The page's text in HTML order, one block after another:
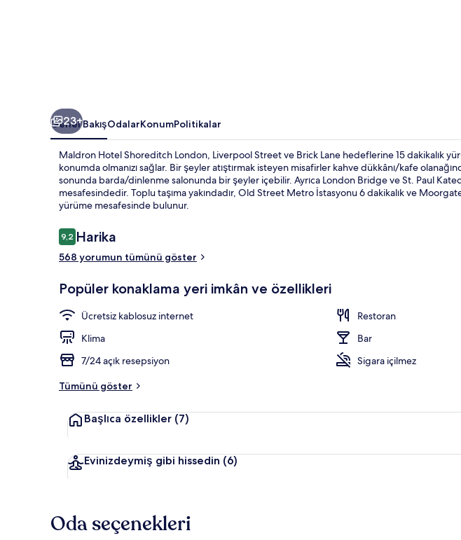
23+
Genel BakışOdalarKonumPolitikalar
Maldron Hotel Shoreditch London, Liverpool Street ve Brick Lane hedeflerine 15 dakikalık
konumda olmanızı sağlar. Bir şeyler atıştırmak isteyen misafirler kahve dükkânı/kafe
sonunda barda/dinlenme salonunda bir şeyler içebilir. Ayrıca London Bridge ve St. Paul
mesafesindedir. Toplu taşıma yakındadır, Old Street Metro İstasyonu 6 dakikalık ve
yürüme mesafesinde bulunur.
Yorumlar
9,29,2/10
Harika
568 yorumun tümünü göster
Popüler konaklama yeri imkân ve özellikleri
Ücretsiz kablosuz internet
Restoran
Klima
Bar
7/24 açık resepsiyon
Sigara içilmez
Tümünü göster
Başlıca özellikler (7)
Evinizdeymiş gibi hissedin (6)
Oda seçenekleri